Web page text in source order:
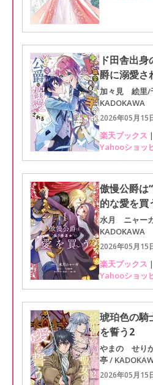
ド田舎出
爵に溺愛さ
加々見 絵里/
KADOKAWA
2026年05月15
楽天ブックス |
Yahooショッ
傲慢公爵は
的な愛を買
水月 ニャー
KADOKAWA
2026年05月15
楽天ブックス |
Yahooショッ
琥珀色の騎
を誓う2
やまの せり
亭 /
2026年05月15